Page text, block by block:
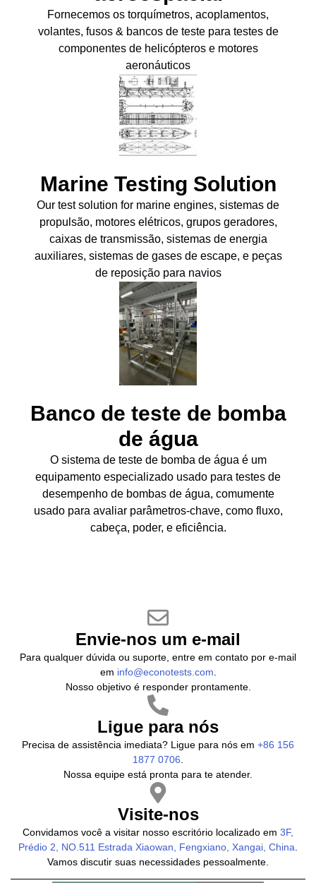
Fornecemos os torquímetros, acoplamentos,
volantes, fusos & bancos de teste para testes de
componentes de helicópteros e motores
aeronáuticos
Marine Testing Solution
Our test solution for marine engines, sistemas de
propulsão, motores elétricos, grupos geradores,
caixas de transmissão, sistemas de energia
auxiliares, sistemas de gases de escape, e peças
de reposição para navios
Banco de teste de bomba
de água
O sistema de teste de bomba de água é um
equipamento especializado usado para testes de
desempenho de bombas de água, comumente
usado para avaliar parâmetros-chave, como fluxo,
cabeça, poder, e eficiência.
Envie-nos um e-mail
Para qualquer dúvida ou suporte, entre em contato por e-mail
em info@econotests.com
Nosso objetivo é responder prontamente.
Ligue para nós
Precisa de assistência imediata? Ligue para nós em +86 156
1877 0706
Nossa equipe está pronta para te atender.
Visite-nos
Convidamos você a visitar nosso escritório localizado em 3F,
Prédio 2, NO.511 Estrada Xiaowan, Fengxiano, Xangai, China
Vamos discutir suas necessidades pessoalmente.